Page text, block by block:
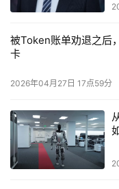
被Token账单劝退之后
卡
2026年04月27日 17点59分